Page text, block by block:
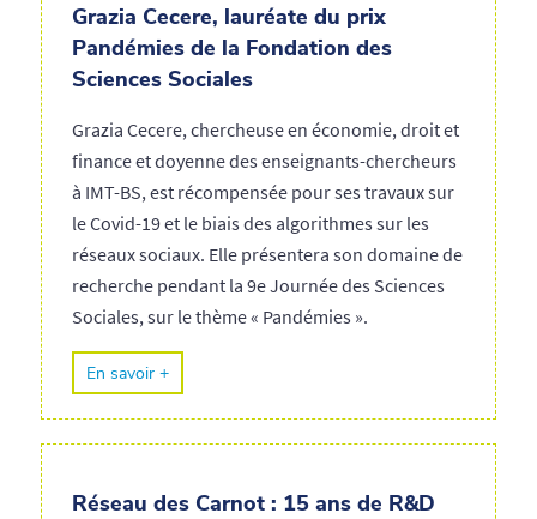
Grazia Cecere, lauréate du prix
Pandémies de la Fondation des
Sciences Sociales
Grazia Cecere, chercheuse en économie, droit et
finance et doyenne des enseignants-chercheurs
à IMT-BS, est récompensée pour ses travaux sur
le Covid-19 et le biais des algorithmes sur les
réseaux sociaux. Elle présentera son domaine de
recherche pendant la 9e Journée des Sciences
Sociales, sur le thème « Pandémies ».
En savoir +
Réseau des Carnot : 15 ans de R&D